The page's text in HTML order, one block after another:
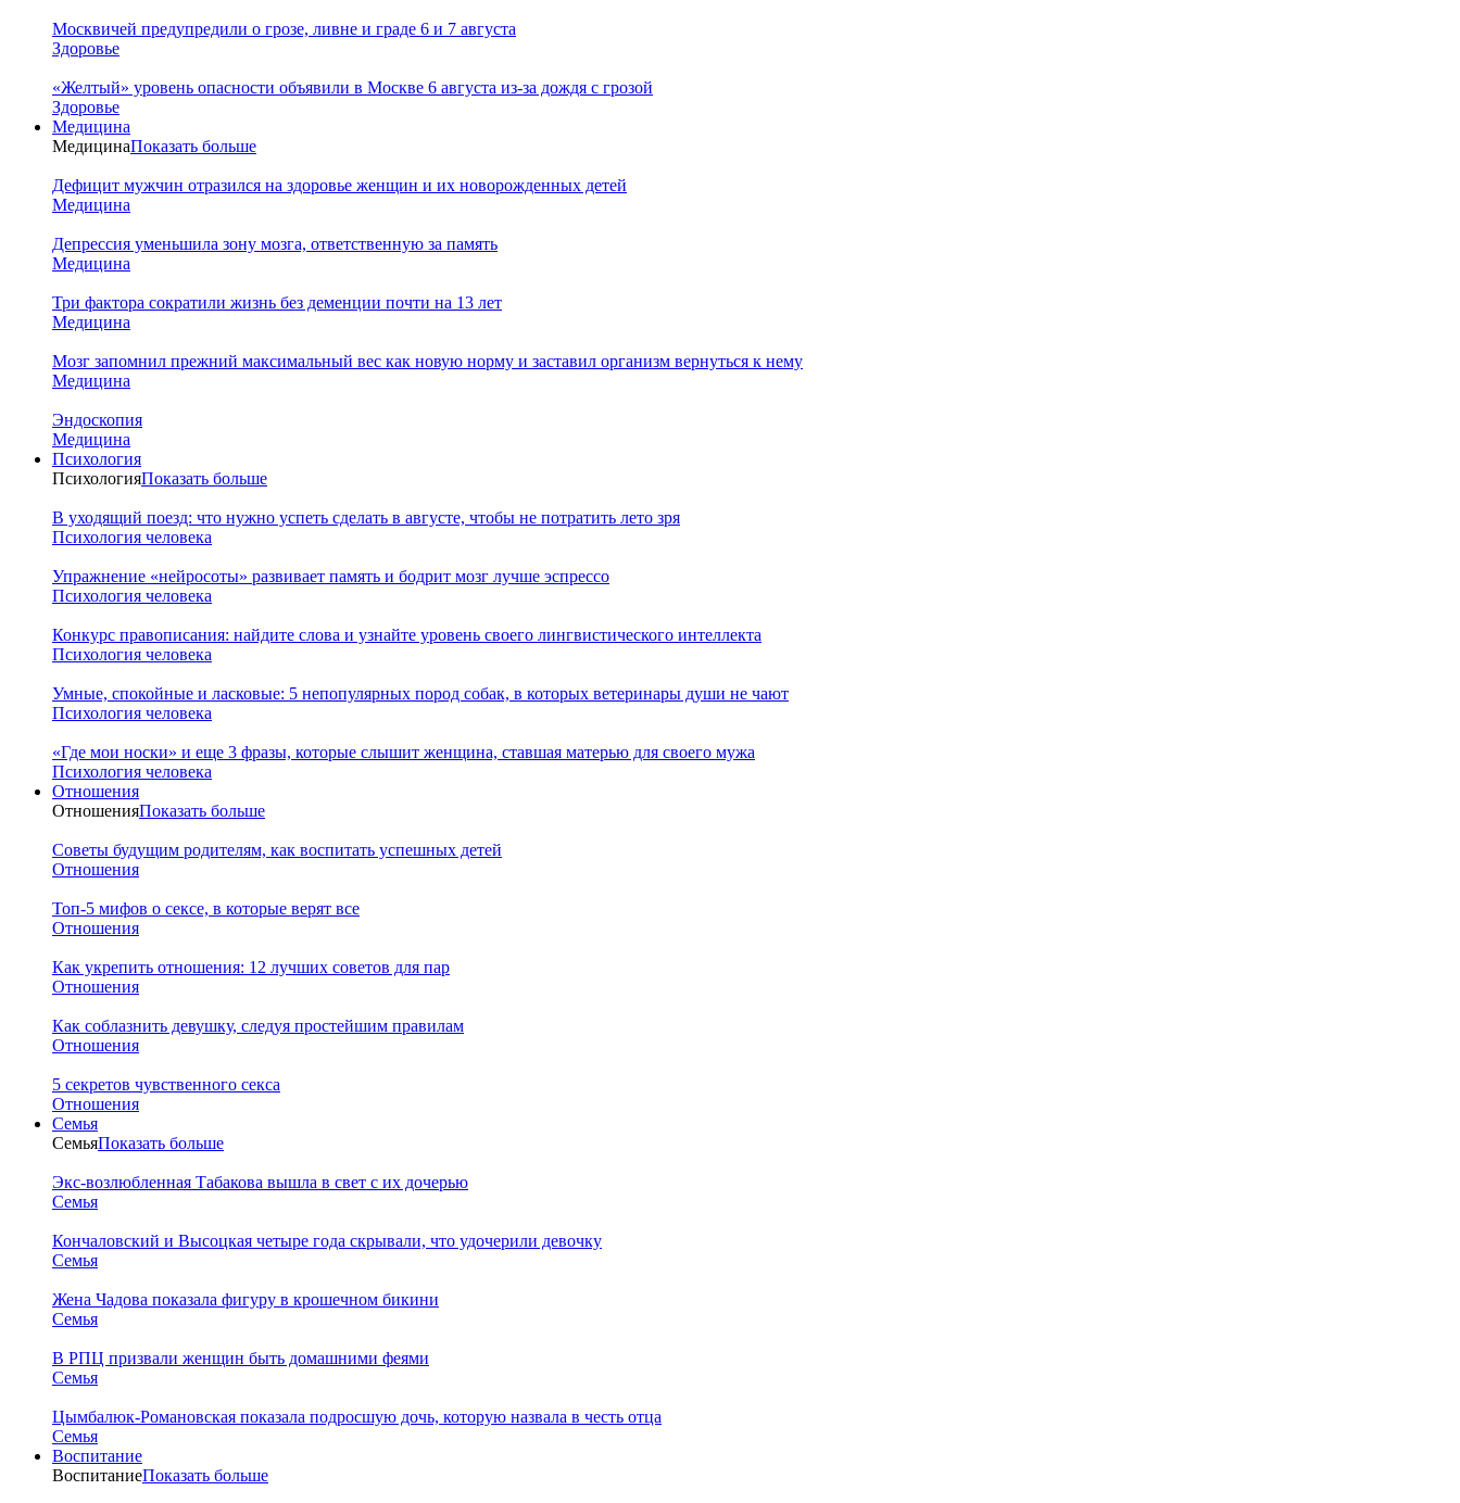
Москвичей предупредили о грозе, ливне и граде 6 и 7 августа
Здоровье
«Желтый» уровень опасности объявили в Москве 6 августа из-за дождя с грозой
Здоровье
Медицина
МедицинаПоказать больше
Дефицит мужчин отразился на здоровье женщин и их новорожденных детей
Медицина
Депрессия уменьшила зону мозга, ответственную за память
Медицина
Три фактора сократили жизнь без деменции почти на 13 лет
Медицина
Мозг запомнил прежний максимальный вес как новую норму и заставил организм вернуться к нему
Медицина
Эндоскопия
Медицина
Психология
ПсихологияПоказать больше
В уходящий поезд: что нужно успеть сделать в августе, чтобы не потратить лето зря
Психология человека
Упражнение «нейросоты» развивает память и бодрит мозг лучше эспрессо
Психология человека
Конкурс правописания: найдите слова и узнайте уровень своего лингвистического интеллекта
Психология человека
Умные, спокойные и ласковые: 5 непопулярных пород собак, в которых ветеринары души не чают
Психология человека
«Где мои носки» и еще 3 фразы, которые слышит женщина, ставшая матерью для своего мужа
Психология человека
Отношения
ОтношенияПоказать больше
Советы будущим родителям, как воспитать успешных детей
Отношения
Топ-5 мифов о сексе, в которые верят все
Отношения
Как укрепить отношения: 12 лучших советов для пар
Отношения
Как соблазнить девушку, следуя простейшим правилам
Отношения
5 секретов чувственного секса
Отношения
Семья
СемьяПоказать больше
Экс-возлюбленная Табакова вышла в свет с их дочерью
Семья
Кончаловский и Высоцкая четыре года скрывали, что удочерили девочку
Семья
Жена Чадова показала фигуру в крошечном бикини
Семья
В РПЦ призвали женщин быть домашними феями
Семья
Цымбалюк-Романовская показала подросшую дочь, которую назвала в честь отца
Семья
Воспитание
ВоспитаниеПоказать больше